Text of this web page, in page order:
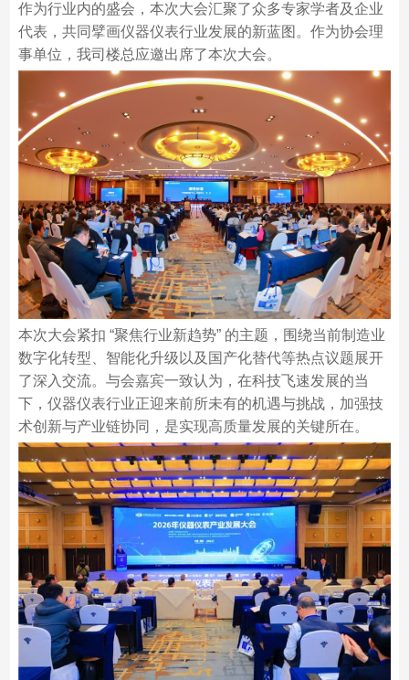
作为行业内的盛会，本次大会汇聚了众多专家学者及企业
代表，共同擘画仪器仪表行业发展的新蓝图。作为协会理
事单位，我司楼总应邀出席了本次大会。
本次大会紧扣 “聚焦行业新趋势” 的主题，围绕当前制造业
数字化转型、智能化升级以及国产化替代等热点议题展开
了深入交流。与会嘉宾一致认为，在科技飞速发展的当
下，仪器仪表行业正迎来前所未有的机遇与挑战，加强技
术创新与产业链协同，是实现高质量发展的关键所在。